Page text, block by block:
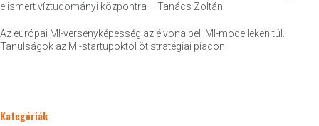
elismert víztudományi központra – Tanács Zoltán
Az európai MI-versenyképesség az élvonalbeli MI-modelleken túl.
Tanulságok az MI-startupoktól öt stratégiai piacon
Kategóriák